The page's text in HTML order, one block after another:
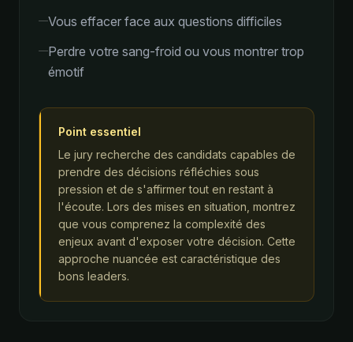
Vous effacer face aux questions difficiles
Perdre votre sang-froid ou vous montrer trop
émotif
Point essentiel
Le jury recherche des candidats capables de
prendre des décisions réfléchies sous
pression et de s'affirmer tout en restant à
l'écoute. Lors des mises en situation, montrez
que vous comprenez la complexité des
enjeux avant d'exposer votre décision. Cette
approche nuancée est caractéristique des
bons leaders.